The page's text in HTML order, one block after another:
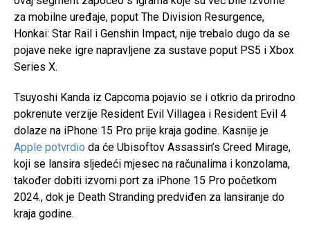
za mobilne uređaje, poput The Division Resurgence,
Honkai: Star Rail i Genshin Impact, nije trebalo dugo da se
pojave neke igre napravljene za sustave poput PS5 i Xbox
Series X.
Tsuyoshi Kanda iz Capcoma pojavio se i otkrio da prirodno
pokrenute verzije Resident Evil Villagea i Resident Evil 4
dolaze na iPhone 15 Pro prije kraja godine. Kasnije je
Apple potvrdio da će Ubisoftov Assassin’s Creed Mirage,
koji se lansira sljedeći mjesec na računalima i konzolama,
također dobiti izvorni port za iPhone 15 Pro početkom
2024., dok je Death Stranding predviđen za lansiranje do
kraja godine.